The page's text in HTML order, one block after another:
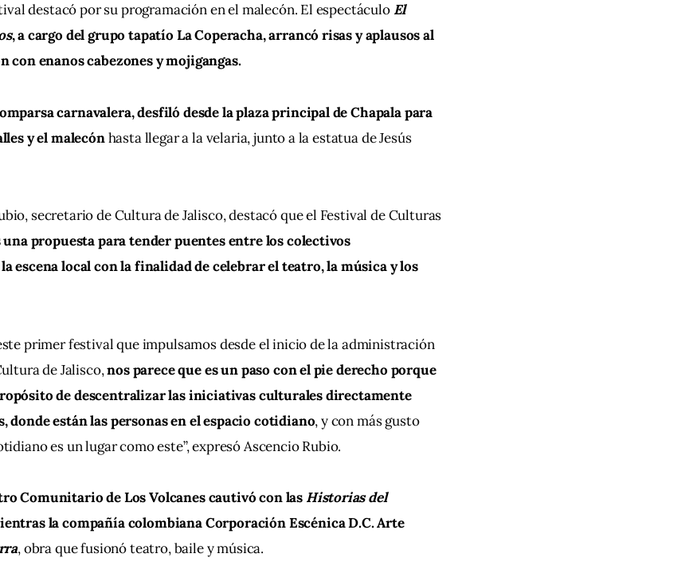
destacó por su programación en el malecón. El espectáculo El
, a cargo del grupo tapatío La Coperacha, arrancó risas y aplausos al
enanos cabezones y mojigangas.
carnavalera, desfiló desde la plaza principal de Chapala para
y el malecón hasta llegar a la velaria, junto a la estatua de Jesús
secretario de Cultura de Jalisco, destacó que el Festival de Culturas
una propuesta para tender puentes entre los colectivos
escena local con la finalidad de celebrar el teatro, la música y los
primer festival que impulsamos desde el inicio de la administración
de Jalisco, nos parece que es un paso con el pie derecho porque
de descentralizar las iniciativas culturales directamente
donde están las personas en el espacio cotidiano, y con más gusto
es un lugar como este”, expresó Ascencio Rubio.
Comunitario de Los Volcanes cautivó con las Historias del
la compañía colombiana Corporación Escénica D.C. Arte
, obra que fusionó teatro, baile y música.